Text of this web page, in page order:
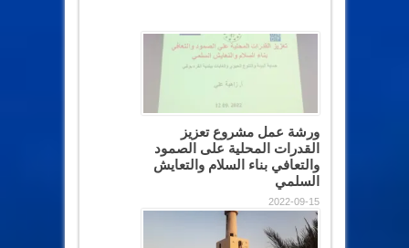
ورشة عمل مشروع تعزيز
القدرات المحلية على الصمود
والتعافي بناء السلام والتعايش
السلمي
2022-09-15